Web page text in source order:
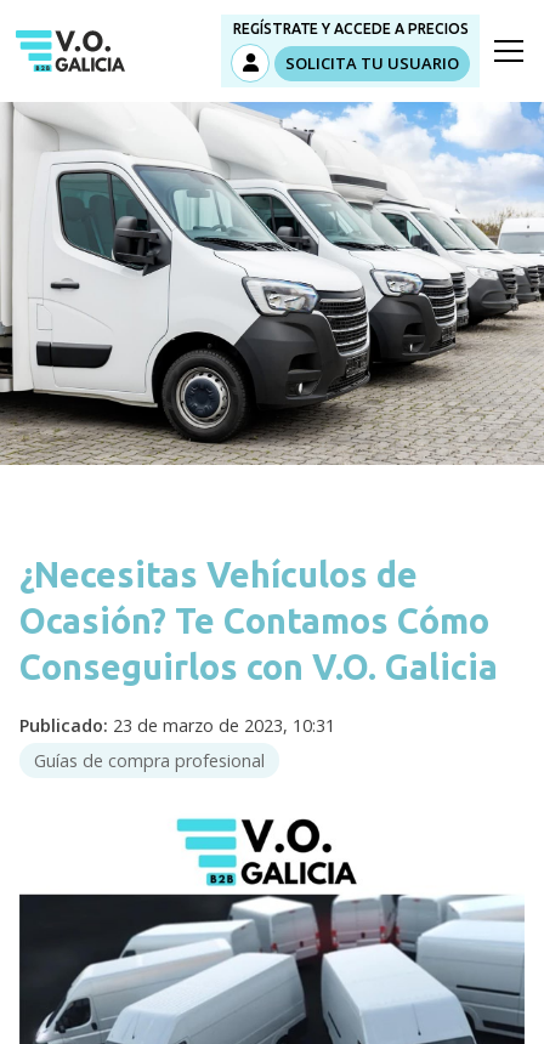
REGÍSTRATE Y ACCEDE A PRECIOS
SOLICITA TU USUARIO
¿Necesitas Vehículos de
Ocasión? Te Contamos Cómo
Conseguirlos con V.O. Galicia
Publicado: 23 de marzo de 2023, 10:31
Guías de compra profesional